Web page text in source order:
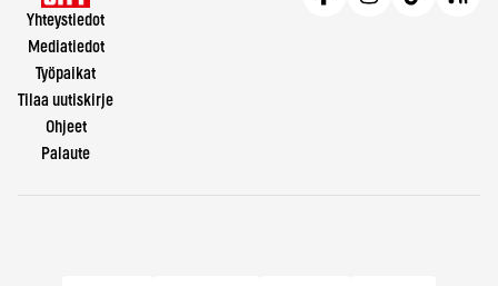
Yhteystiedot
Mediatiedot
Työpaikat
Tilaa uutiskirje
Ohjeet
Palaute